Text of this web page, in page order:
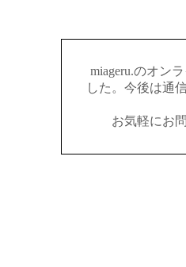
miageru.のオン
した。今後は通
お気軽にお